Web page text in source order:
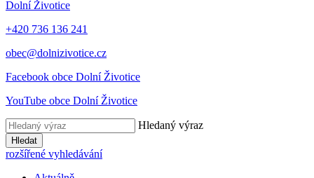
Dolní Životice
+420 736 136 241
obec@dolnizivotice.cz
Facebook obce Dolní Životice
YouTube obce Dolní Životice
Hledaný výraz
Hledat
rozšířené vyhledávání